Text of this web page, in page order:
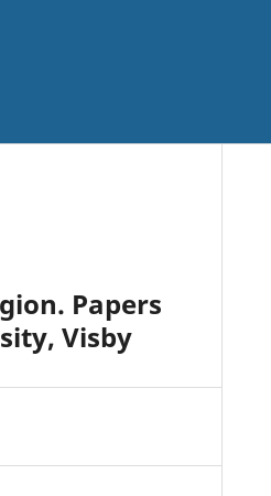
Papers
Visby